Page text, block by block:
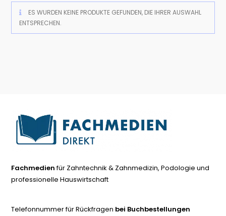
ES WURDEN KEINE PRODUKTE GEFUNDEN, DIE IHRER AUSWAHL
ENTSPRECHEN.
Fachmedienfür Zahntechnik & Zahnmedizin, Podologie und
professionelle Hauswirtschaft
Telefonnummer für Rückfragen bei Buchbestellungen